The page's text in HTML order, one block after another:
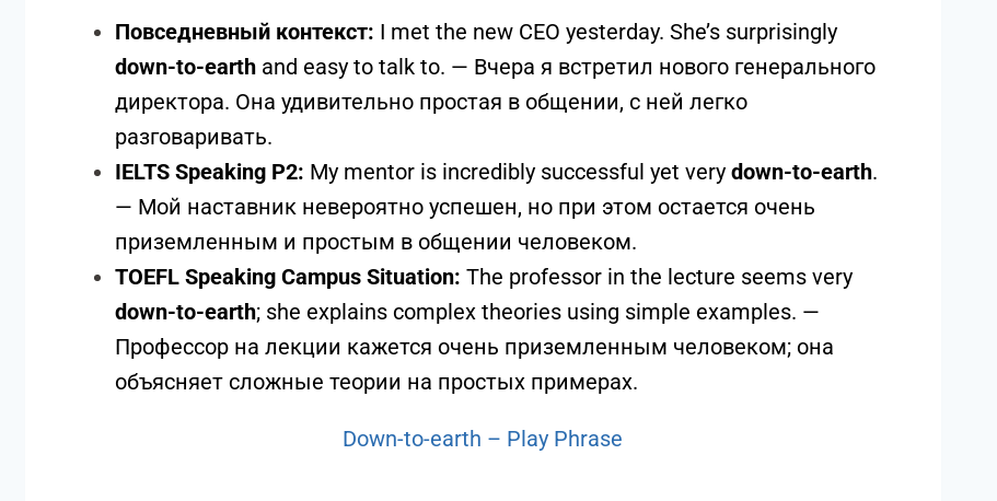
Повседневный контекст: I met the new CEO yesterday. She’s surprisingly
down-to-earthand easy to talk to. — Вчера я встретил нового генерального
директора. Она удивительно простая в общении, с ней легко
разговаривать.
IELTS Speaking P2: My mentor is incredibly successful yet very down-to-earth.
— Мой наставник невероятно успешен, но при этом остается очень
приземленным и простым в общении человеком.
TOEFL Speaking Campus Situation: The professor in the lecture seems very
down-to-earth; she explains complex theories using simple examples. —
Профессор на лекции кажется очень приземленным человеком; она
объясняет сложные теории на простых примерах.
Down-to-earth – Play Phrase